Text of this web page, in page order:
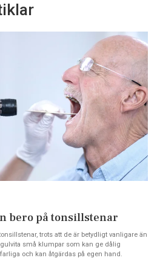
bero på tonsillstenar
trots att de är betydligt vanligare än
små klumpar som kan ge dålig
och kan åtgärdas på egen hand.